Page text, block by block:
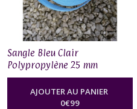
Sangle Bleu Clair
Polypropylène 25 mm
AJOUTER AU PANIER
0€99